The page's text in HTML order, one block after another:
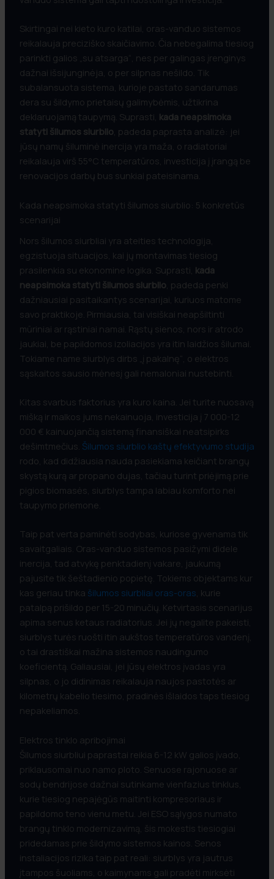
Skirtingai nei kieto kuro katilai, oras-vanduo sistemos
reikalauja preciziško skaičiavimo. Čia nebegalima tiesiog
parinkti galios „su atsarga“, nes per galingas įrenginys
dažnai išsijunginėja, o per silpnas nešildo. Tik
subalansuota sistema, kurioje pastato sandarumas
dera su šildymo prietaisų galimybėmis, užtikrina
deklaruojamą taupymą. Suprasti, kada neapsimoka
statyti šilumos siurblio, padeda paprasta analizė: jei
jūsų namų šiluminė inercija yra maža, o radiatoriai
reikalauja virš 55°C temperatūros, investicija į įrangą be
renovacijos darbų bus sunkiai pateisinama.
Kada neapsimoka statyti šilumos siurblio: 5 konkretūs
scenarijai
Nors šilumos siurbliai yra ateities technologija,
egzistuoja situacijos, kai jų montavimas tiesiog
prasilenkia su ekonomine logika. Suprasti, kada
neapsimoka statyti šilumos siurblio , padeda penki
dažniausiai pasitaikantys scenarijai, kuriuos matome
savo praktikoje. Pirmiausia, tai visiškai neapšiltinti
mūriniai ar rąstiniai namai. Rąstų sienos, nors ir atrodo
jaukiai, be papildomos izoliacijos yra itin laidžios šilumai.
Tokiame name siurblys dirbs „į pakalnę“, o elektros
sąskaitos sausio mėnesį gali nemaloniai nustebinti.
Kitas svarbus faktorius yra kuro kaina. Jei turite nuosavą
mišką ir malkos jums nekainuoja, investicija į 7 000-12
000 € kainuojančią sistemą finansiškai neatsipirks
dešimtmečius. Šilumos siurblio kaštų efektyvumo studija
rodo, kad didžiausia nauda pasiekiama keičiant brangų
skystą kurą ar propano dujas, tačiau turint priėjimą prie
pigios biomasės, siurblys tampa labiau komforto nei
taupymo priemone.
Taip pat verta paminėti sodybas, kuriose gyvenama tik
savaitgaliais. Oras-vanduo sistemos pasižymi didele
inercija, tad atvykę penktadienį vakare, jaukumą
pajusite tik šeštadienio popietę. Tokiems objektams kur
kas geriau tinka šilumos siurbliai oras-oras, kurie
patalpą prišildo per 15-20 minučių. Ketvirtasis scenarijus
apima senus ketaus radiatorius. Jei jų negalite pakeisti,
siurblys turės ruošti itin aukštos temperatūros vandenį,
o tai drastiškai mažina sistemos naudingumo
koeficientą. Galiausiai, jei jūsų elektros įvadas yra
silpnas, o jo didinimas reikalauja naujos pastotės ar
kilometrų kabelio tiesimo, pradinės išlaidos taps tiesiog
nepakeliamos.
Elektros tinklo apribojimai
Šilumos siurbliui paprastai reikia 6-12 kW galios įvado,
priklausomai nuo namo ploto. Senuose rajonuose ar
sodų bendrijose dažnai sutinkame vienfazius tinklus,
kurie tiesiog nepajėgūs maitinti kompresoriaus ir
papildomo teno vienu metu. Jei ESO sąlygos numato
brangų tinklo modernizavimą, šis mokestis tiesiogiai
pridedamas prie šildymo sistemos kainos. Senos
instaliacijos rizika taip pat reali: siurblys yra jautrus
įtampos šuoliams, o kaimynams gali pradėti mirksėti